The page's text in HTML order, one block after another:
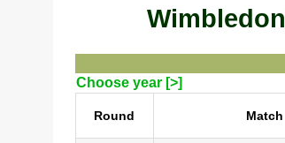
Choose year [>]
Round Match